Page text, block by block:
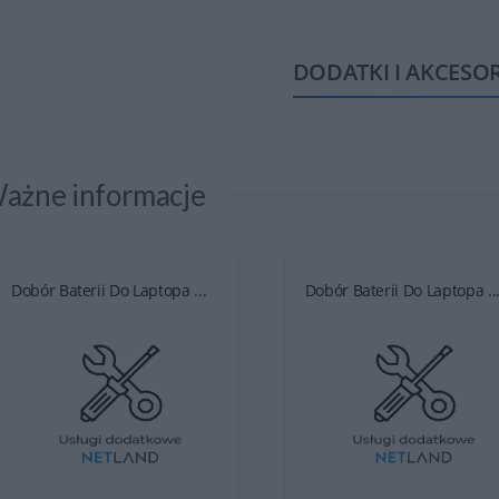
DODATKI I
informacje
Dobór Baterii Do Laptopa ... Dobór Baterii Do Laptopa ...